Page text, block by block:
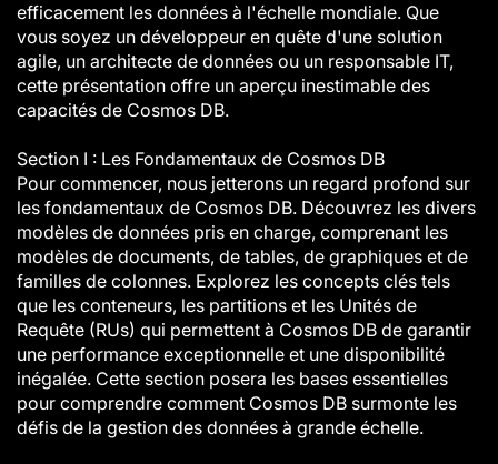
efficacement les données à l'échelle mondiale. Que
vous soyez un développeur en quête d'une solution
agile, un architecte de données ou un responsable IT,
cette présentation offre un aperçu inestimable des
capacités de Cosmos DB.
Section I : Les Fondamentaux de Cosmos DB
Pour commencer, nous jetterons un regard profond sur
les fondamentaux de Cosmos DB. Découvrez les divers
modèles de données pris en charge, comprenant les
modèles de documents, de tables, de graphiques et de
familles de colonnes. Explorez les concepts clés tels
que les conteneurs, les partitions et les Unités de
Requête (RUs) qui permettent à Cosmos DB de garantir
une performance exceptionnelle et une disponibilité
inégalée. Cette section posera les bases essentielles
pour comprendre comment Cosmos DB surmonte les
défis de la gestion des données à grande échelle.